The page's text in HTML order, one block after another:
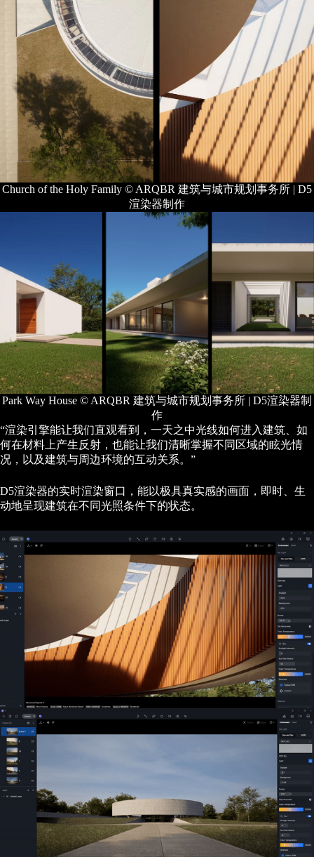
Church of the Holy Family © ARQBR 建筑与城市规划事务所 | D5
渲染器制作
Park Way House © ARQBR 建筑与城市规划事务所 | D5渲染器制
作
“渲染引擎能让我们直观看到，一天之中光线如何进入建筑、如
何在材料上产生反射，也能让我们清晰掌握不同区域的眩光情
况，以及建筑与周边环境的互动关系。”
D5渲染器的实时渲染窗口，能以极具真实感的画面，即时、生
动地呈现建筑在不同光照条件下的状态。